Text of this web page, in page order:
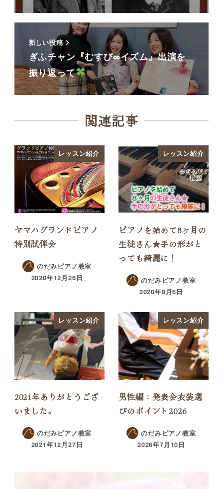
新しい投稿
ぎふチャン『むすび∞イズム』出演を
振り返って
関連記事
レッスン紹介
ヤマハグランドピアノ
特別試弾会
のだみピアノ教室
2020年12月26日
レッスン紹介
ピアノを始めて8ヶ月の
生徒さん★手の形がと
っても綺麗に！
のだみピアノ教室
2020年8月6日
レッスン紹介
2021年ありがとうござ
いました。
のだみピアノ教室
2021年12月27日
レッスン紹介
男性編：発表会衣装選
びのポイント2026
のだみピアノ教室
2026年7月10日